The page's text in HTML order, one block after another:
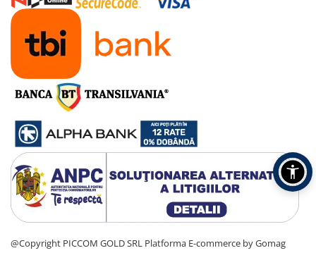
@Copyright PICCOM GOLD SRL Platforma E-commerce by Gomag